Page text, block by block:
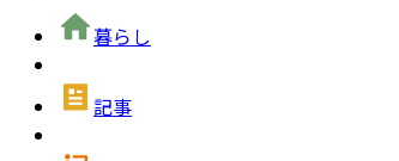
暮らし
記事